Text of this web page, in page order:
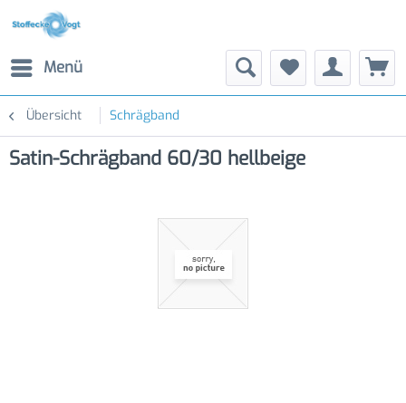
Menü
Übersicht Schrägband
Satin-Schrägband 60/30 hellbeige